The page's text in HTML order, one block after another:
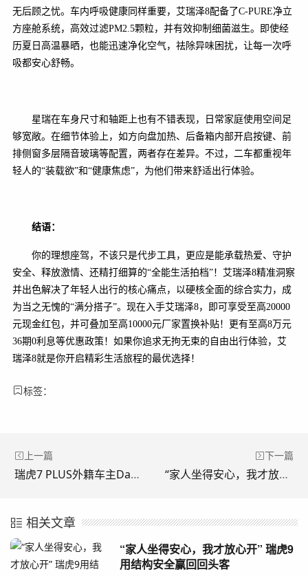
无后顾之忧。车内呼吸健康同样重要，艾瑞泽8配备了C-PURE净立
方座舱系统，高效过滤PM2.5颗粒，并有效抑制细菌滋生。即使经
历夏日高温暴晒，也能迅速净化空气，祛除异味困扰，让每一次呼
吸都安心舒畅。
星瑞在车身尺寸和轴距上也有不错表现，日常家庭使用空间足
够宽敞。在细节体验上，如方向盘加热、后备箱内部开启按键、前
排侧窗多层隔音玻璃等配置，两者存在差异。不过，二车都重视年
轻人的“装载欲”和“健康焦虑”，为他们带来舒适出行体验。
结语：
你的理想座驾，不该只是代步工具，更应是能承载热爱、守护
安全、释放激情、还精打细算的“全能生活拍档”！艾瑞泽8精准洞察
并出色解决了年轻人出行的核心痛点，以硬核全面的综合实力，成
为当之无愧的“满分搭子”。现在入手艾瑞泽8，即可享受至高20000
元现金红包，并可叠加至高10000元厂家置换补贴！更有至高8万元
36期0利息等优惠政策！如果你追求无拘无束的自由出行体验，艾
瑞泽8就是你开启精彩生活旅程的最优选择！
标签：
上一篇
瑞虎7 PLUS外籍车主Daniel：我选择了一台最懂生活节奏的车
下一篇
“家人坐得安心，我才放心开” 瑞虎9用结构安全赢回回头客
相关文章
“家人坐得安心，我才放心开” 瑞虎9
用结构安全赢回回头客